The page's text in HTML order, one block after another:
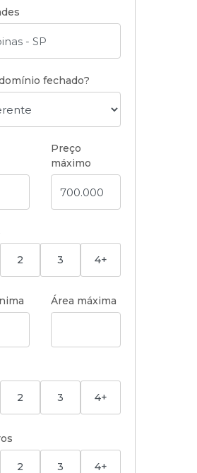
fechado?
Preço
máximo
2 3 4+
Área máxima
2 3 4+
2 3 4+